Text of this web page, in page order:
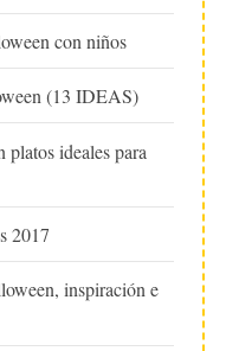
con niños
(13 IDEAS)
ideales para
2017
inspiración e